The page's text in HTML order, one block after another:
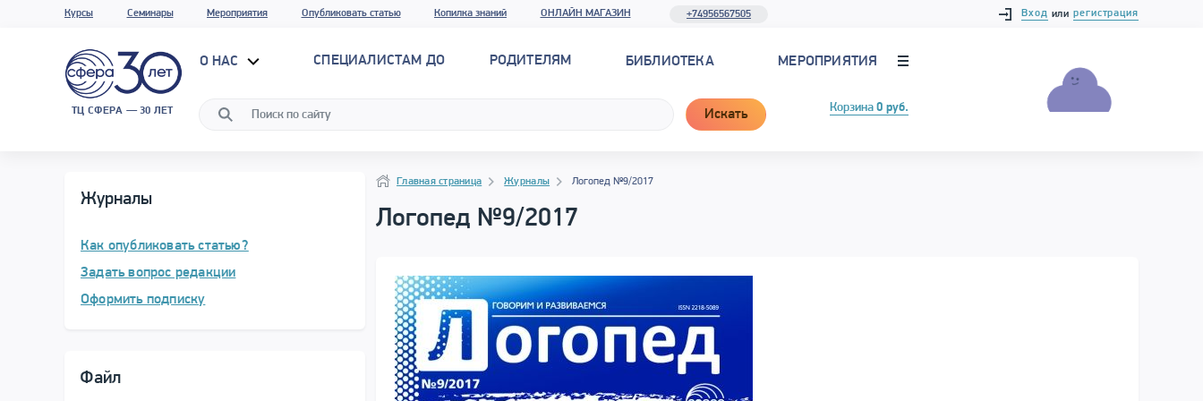
Курсы Семинары Мероприятия Опубликовать статью Копилка знаний ОНЛАЙН МАГАЗИН +74956567505 Вход или регистрация
ТЦ СФЕРА — 30 ЛЕТ
О НАС СПЕЦИАЛИСТАМ ДО РОДИТЕЛЯМ БИБЛИОТЕКА МЕРОПРИЯТИЯ
Искать Корзина 0 руб.
Журналы
Как опубликовать статью?
Задать вопрос редакции
Оформить подписку
Файл
Навигация
НавигацияГлавная страница Журналы Логопед №9/2017
Логопед №9/2017